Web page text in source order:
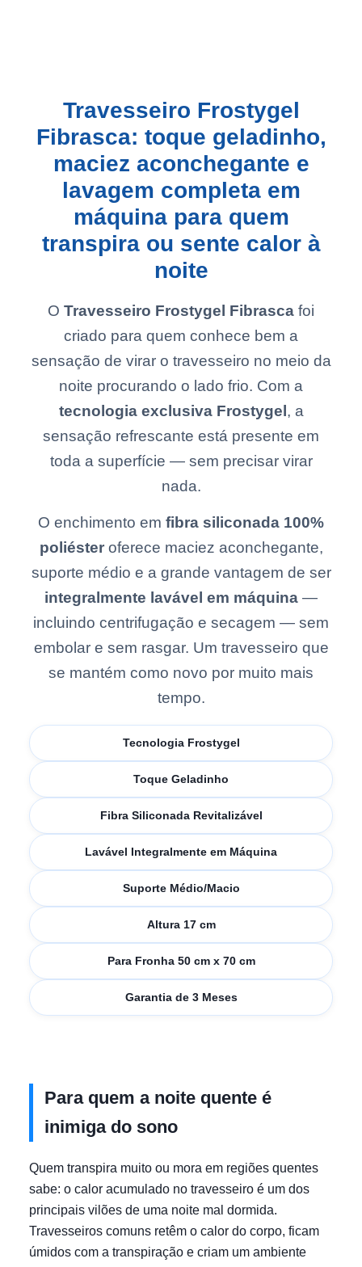
Travesseiro Frostygel
Fibrasca: toque geladinho,
maciez aconchegante e
lavagem completa em
máquina para quem
transpira ou sente calor à
noite
O Travesseiro Frostygel Fibrasca foi
criado para quem conhece bem a
sensação de virar o travesseiro no meio da
noite procurando o lado frio. Com a
tecnologia exclusiva Frostygel , a
sensação refrescante está presente em
toda a superfície — sem precisar virar
nada.
O enchimento em fibra siliconada 100%
poliésteroferece maciez aconchegante,
suporte médio e a grande vantagem de ser
integralmente lavável em máquina —
incluindo centrifugação e secagem — sem
embolar e sem rasgar. Um travesseiro que
se mantém como novo por muito mais
tempo.
Tecnologia Frostygel
Toque Geladinho
Fibra Siliconada Revitalizável
Lavável Integralmente em Máquina
Suporte Médio/Macio
Altura 17 cm
Para Fronha 50 cm x 70 cm
Garantia de 3 Meses
Para quem a noite quente é
inimiga do sono
Quem transpira muito ou mora em regiões quentes
sabe: o calor acumulado no travesseiro é um dos
principais vilões de uma noite mal dormida.
Travesseiros comuns retêm o calor do corpo, ficam
úmidos com a transpiração e criam um ambiente